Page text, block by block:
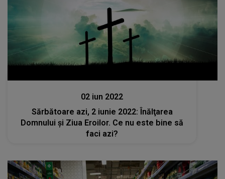
02 iun 2022
Sărbătoare azi, 2 iunie 2022: Înălţarea
Domnului şi Ziua Eroilor. Ce nu este bine să
faci azi?